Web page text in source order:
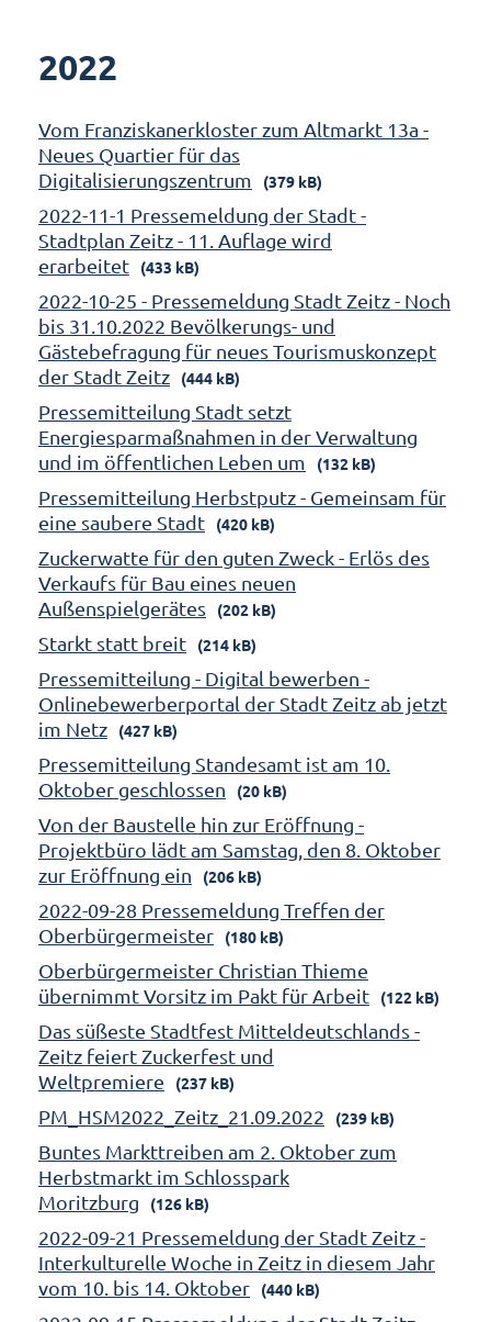
2022
Vom Franziskanerkloster zum Altmarkt 13a -
Neues Quartier für das
Digitalisierungszentrum
(379 kB)
2022-11-1 Pressemeldung der Stadt -
Stadtplan Zeitz - 11. Auflage wird
erarbeitet
(433 kB)
2022-10-25 - Pressemeldung Stadt Zeitz - Noch
bis 31.10.2022 Bevölkerungs- und
Gästebefragung für neues Tourismuskonzept
der Stadt Zeitz
(444 kB)
Pressemitteilung Stadt setzt
Energiesparmaßnahmen in der Verwaltung
und im öffentlichen Leben um
(132 kB)
Pressemitteilung Herbstputz - Gemeinsam für
eine saubere Stadt
(420 kB)
Zuckerwatte für den guten Zweck - Erlös des
Verkaufs für Bau eines neuen
Außenspielgerätes
(202 kB)
Starkt statt breit (214 kB)
Pressemitteilung - Digital bewerben -
Onlinebewerberportal der Stadt Zeitz ab jetzt
im Netz
(427 kB)
Pressemitteilung Standesamt ist am 10.
Oktober geschlossen
(20 kB)
Von der Baustelle hin zur Eröffnung -
Projektbüro lädt am Samstag, den 8. Oktober
zur Eröffnung ein
(206 kB)
2022-09-28 Pressemeldung Treffen der
Oberbürgermeister
(180 kB)
Oberbürgermeister Christian Thieme
übernimmt Vorsitz im Pakt für Arbeit
(122 kB)
Das süßeste Stadtfest Mitteldeutschlands -
Zeitz feiert Zuckerfest und
Weltpremiere
(237 kB)
PM_HSM2022_Zeitz_21.09.2022 (239 kB)
Buntes Markttreiben am 2. Oktober zum
Herbstmarkt im Schlosspark
Moritzburg
(126 kB)
2022-09-21 Pressemeldung der Stadt Zeitz -
Interkulturelle Woche in Zeitz in diesem Jahr
vom 10. bis 14. Oktober
(440 kB)